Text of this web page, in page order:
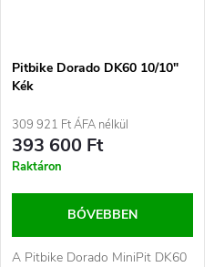
Pitbike Dorado DK60 10/10"
Kék
309 921 Ft ÁFA nélkül
393 600 Ft
Raktáron
BŐVEBBEN
A Pitbike Dorado MiniPit DK60